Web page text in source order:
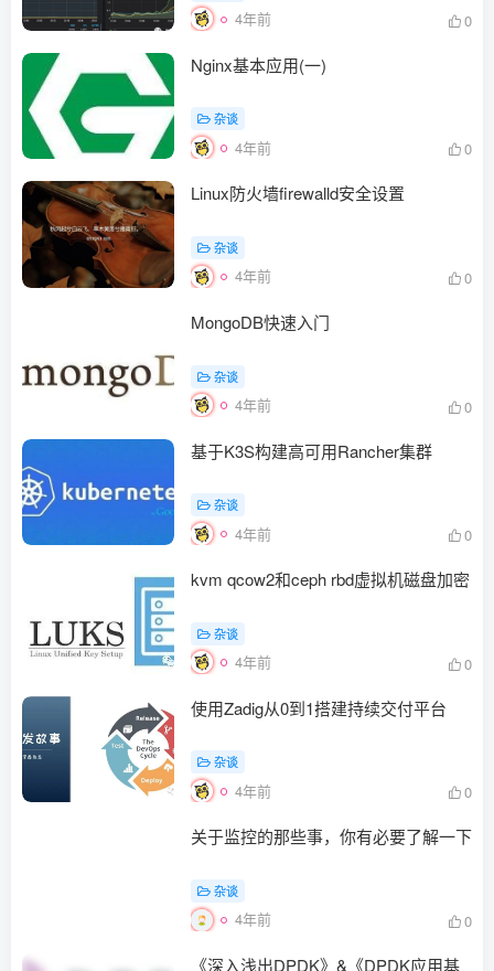
4年前 0
Nginx基本应用(一)
杂谈
4年前 0
Linux防火墙firewalld安全设置
杂谈
4年前 0
MongoDB快速入门
杂谈
4年前 0
基于K3S构建高可用Rancher集群
杂谈
4年前 0
kvm qcow2和ceph rbd虚拟机磁盘加密
杂谈
4年前 0
使用Zadig从0到1搭建持续交付平台
杂谈
4年前 0
关于监控的那些事，你有必要了解一下
杂谈
4年前 0
《深入浅出DPDK》&《DPDK应用基